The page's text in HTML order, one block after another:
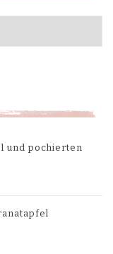
und pochierten